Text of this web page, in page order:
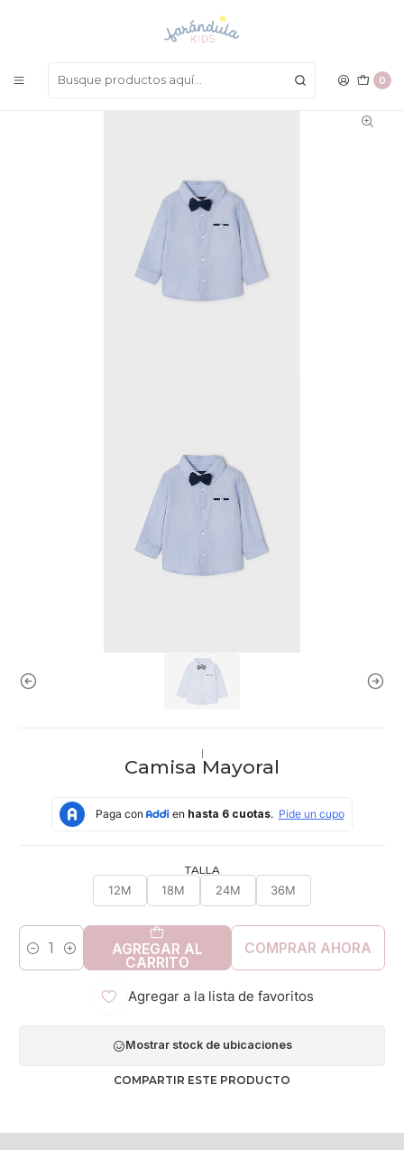
0
LAS MEJORES PRENDAS A UN SOLO CLICK
|
Camisa Mayoral
TALLA
12M
18M 24M 36M
Cantidad AGREGAR AL
CARRITO
COMPRAR AHORA
Agregar a la lista de favoritos
Mostrar stock de ubicaciones
COMPARTIR ESTE PRODUCTO